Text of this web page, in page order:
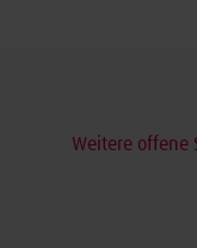
Weitere offene